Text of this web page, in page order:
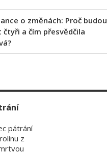
o změnách: Proč budou
a čím přesvědčila
pátrání
z